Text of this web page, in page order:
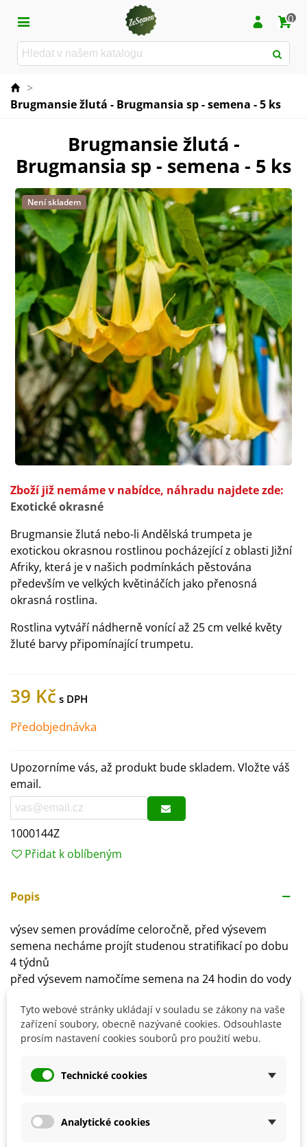
0
>
Brugmansie žlutá - Brugmansia sp - semena - 5 ks
Brugmansie žlutá -
Brugmansia sp - semena - 5 ks
Není skladem
Zboží již nemáme v nabídce, náhradu najdete zde:
Exotické okrasné
Brugmansie žlutá nebo-li Andělská trumpeta je
exotickou okrasnou rostlinou pocházející z oblasti Jižní
Afriky, která je v našich podmínkách pěstována
především ve velkých květináčích jako přenosná
okrasná rostlina.
Rostlina vytváří nádherně vonící až 25 cm velké květy
žluté barvy připomínající trumpetu.
39 Kč
Předobjednávka
Upozorníme vás, až produkt bude skladem. Vložte váš
email.
1000144Z
Přidat k oblíbeným
Popis
výsev semen provádíme celoročně, před výsevem
semena necháme projít studenou stratifikací po dobu
4 týdnů
před výsevem namočíme semena na 24 hodin do vody
zasypeme
půda by měla být výživná a dobře propustná
stanoviště volíme slunečné až polostinné
Detaily produktu
Tyto webové stránky ukládají v souladu se zákony na vaše
zařízení soubory, obecně nazývané cookies. Odsouhlaste
prosím nastavení cookies souborů pro použití webu.
Technické cookies
Analytické cookies